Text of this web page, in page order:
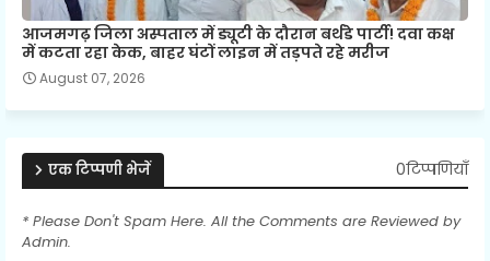
आजमगढ़ जिला अस्पताल में ड्यूटी के दौरान बर्थडे पार्टी! दवा कक्ष
में कटता रहा केक, बाहर घंटों लाइन में तड़पते रहे मरीज
August 07, 2026
एक टिप्पणी भेजें 0टिप्पणियाँ
* Please Don't Spam Here. All the Comments are Reviewed by
Admin.